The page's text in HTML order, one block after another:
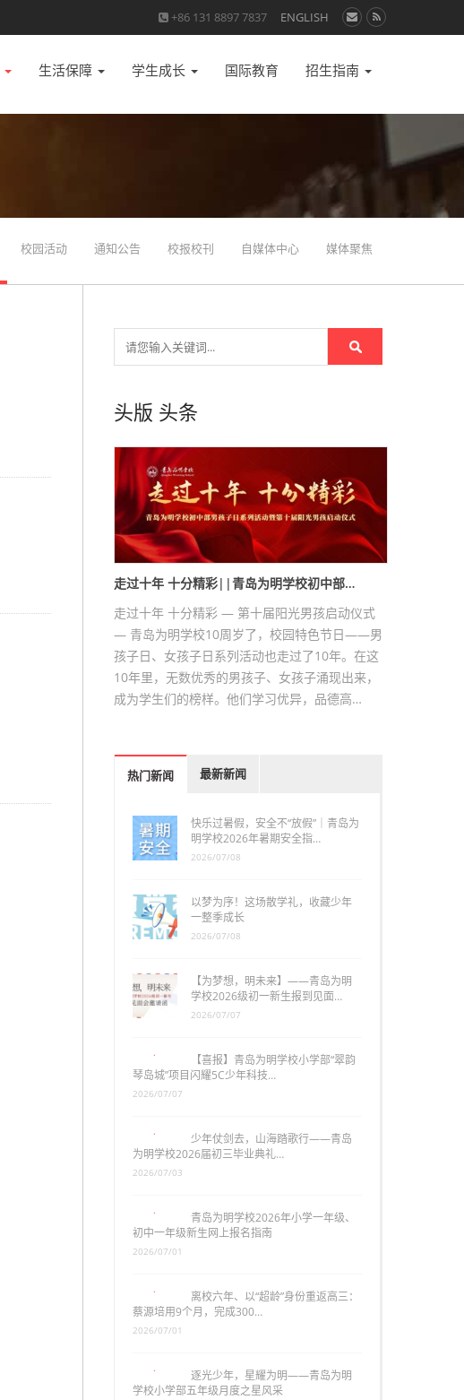
+86 131 8897 7837 ENGLISH
生活保障 学生成长 国际教育 招生指南
校园活动 通知公告 校报校刊 自媒体中心 媒体聚焦
头版 头条
走过十年 十分精彩||青岛为明学校初中部…
走过十年 十分精彩 — 第十届阳光男孩启动仪式
— 青岛为明学校10周岁了，校园特色节日——男
孩子日、女孩子日系列活动也走过了10年。在这
10年里，无数优秀的男孩子、女孩子涌现出来，
成为学生们的榜样。他们学习优异，品德高…
热门新闻 最新新闻
快乐过暑假，安全不“放假”｜青岛为
明学校2026年暑期安全指…
2026/07/08
以梦为序！这场散学礼，收藏少年
一整季成长
2026/07/08
【为梦想，明未来】——青岛为明
学校2026级初一新生报到见面…
2026/07/07
【喜报】青岛为明学校小学部“翠韵
琴岛城”项目闪耀5C少年科技…
2026/07/07
少年仗剑去，山海踏歌行——青岛
为明学校2026届初三毕业典礼…
2026/07/03
青岛为明学校2026年小学一年级、
初中一年级新生网上报名指南
2026/07/01
离校六年、以“超龄”身份重返高三：
蔡源培用9个月，完成300…
2026/07/01
逐光少年，星耀为明——青岛为明
学校小学部五年级月度之星风采